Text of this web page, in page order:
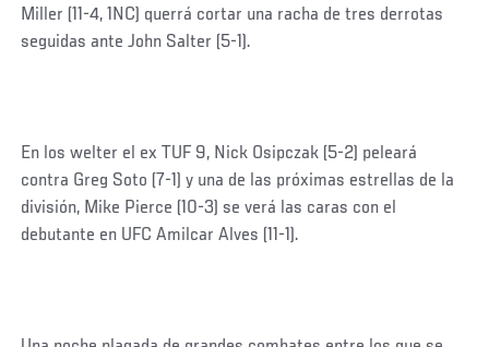
Miller (11-4, 1NC) querrá cortar una racha de tres derrotas
seguidas ante John Salter (5-1).
En los welter el ex TUF 9, Nick Osipczak (5-2) peleará
contra Greg Soto (7-1) y una de las próximas estrellas de la
división, Mike Pierce (10-3) se verá las caras con el
debutante en UFC Amilcar Alves (11-1).